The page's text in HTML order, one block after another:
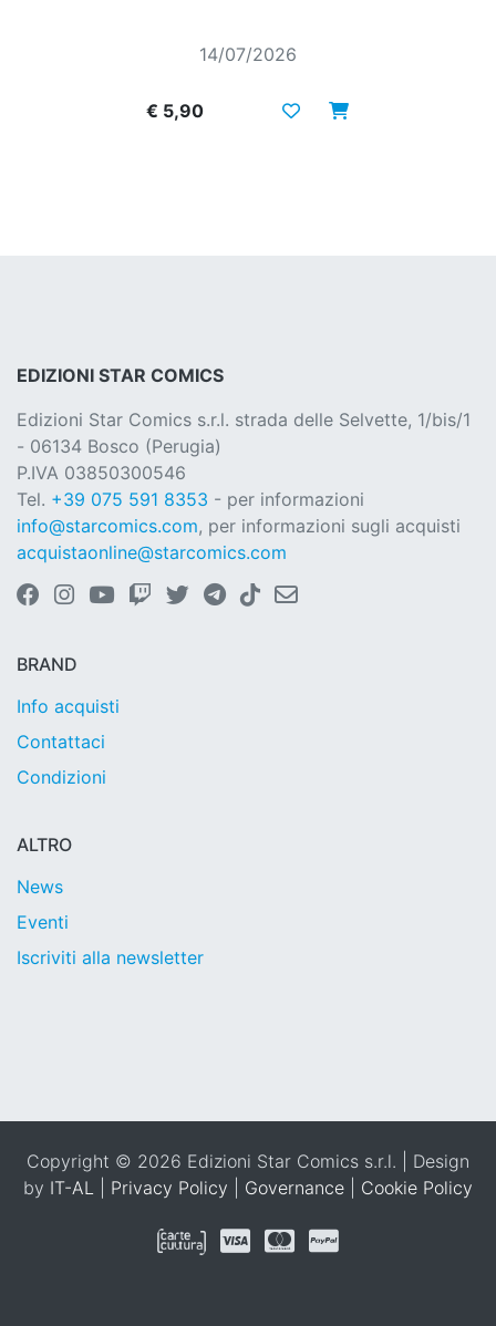
14/07/2026
€ 5,90
EDIZIONI STAR COMICS
Edizioni Star Comics s.r.l. strada delle Selvette, 1/bis/1
- 06134 Bosco (Perugia)
P.IVA 03850300546
Tel. +39 075 591 8353 - per informazioni
info@starcomics.com, per informazioni sugli acquisti
acquistaonline@starcomics.com
BRAND
Info acquisti
Contattaci
Condizioni
ALTRO
News
Eventi
Iscriviti alla newsletter
Copyright © 2026 Edizioni Star Comics s.r.l. | Design
by IT-AL Privacy Policy Governance Cookie Policy